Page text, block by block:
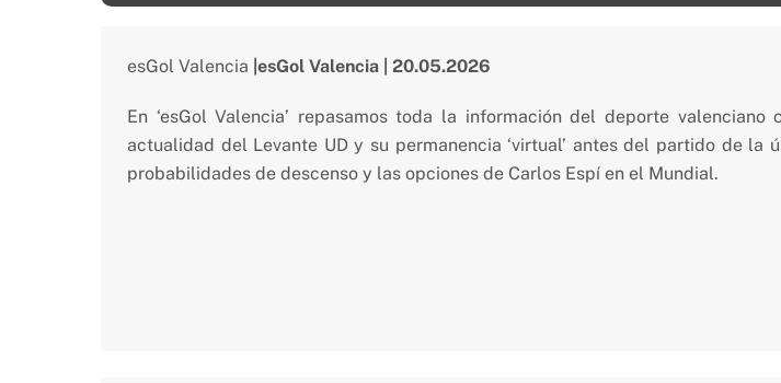
esGol Valencia |esGol Valencia | 20.05.2026
En ‘esGol Valencia’ repasamos toda la información del deporte
actualidad del Levante UD y su permanencia ‘virtual’ antes del partido de
probabilidades de descenso y las opciones de Carlos Espí en el Mundial.